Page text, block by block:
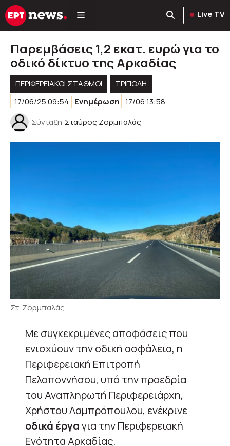
Μετάβαση
σε
Live TV
Παρεμβάσεις 1,2 εκατ. ευρώ για το
οδικό δίκτυο της Αρκαδίας
ΠΕΡΙΦΕΡΕΙΑΚΟΊ ΣΤΑΘΜΟΊ
ΤΡΙΠΟΛΗ
17/06/25 09:54
Ενημέρωση 17/06 13:58
Σύνταξη Σταύρος Ζορμπαλάς
Στ. Ζορμπαλάς
Με συγκεκριμένες αποφάσεις που
ενισχύουν την οδική ασφάλεια, η
Περιφερειακή Επιτροπή
Πελοποννήσου, υπό την προεδρία
του Αναπληρωτή Περιφερειάρχη,
Χρήστου Λαμπρόπουλου, ενέκρινε
οδικά έργαγια την Περιφερειακή
Ενότητα Αρκαδίας.